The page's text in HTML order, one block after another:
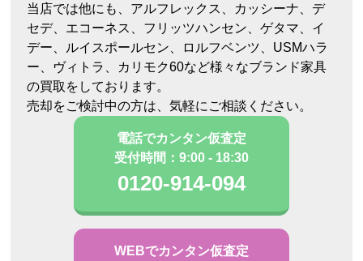
当店では他にも、アルフレックス、カッシーナ、デ
セデ、エコーネス、フリッツハンセン、ゲタマ、イ
デー、ルイスポールセン、ロルフベンツ、USMハラ
ー、ヴィトラ、カリモク60など様々なブランド家具
の買取をしております。
売却をご検討中の方は、気軽にご相談ください。
電話でカンタン仮査定
受付時間：9:00 - 18:30
0120-914-094
WEBでカンタン仮査定